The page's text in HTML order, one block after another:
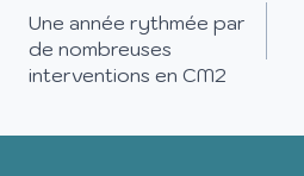
Une année rythmée par
de nombreuses
interventions en CM2